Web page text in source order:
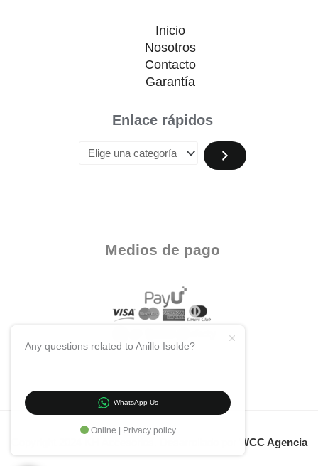
Inicio
Nosotros
Contacto
Garantía
Enlace rápidos
Medios de pago
WCC Agencia
Any questions related to Anillo Isolde?
WhatsApp Us
Online | Privacy policy